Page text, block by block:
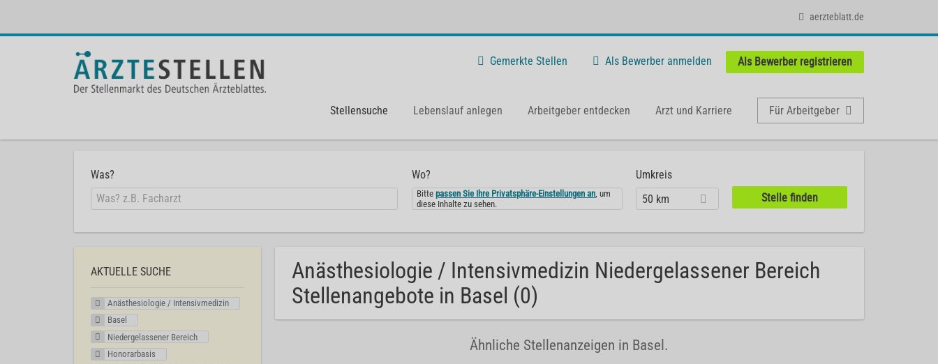
aerzteblatt.de
Gemerkte Stellen Als Bewerber anmelden Als Bewerber registrieren
Stellensuche Lebenslauf anlegen Arbeitgeber entdecken Arzt und Karriere Für Arbeitgeber
Was? Wo?
Bittepassen Sie Ihre Privatsphäre-Einstellungen an, um
diese Inhalte zu sehen.
Umkreis
50 km
Anästhesiologie / Intensivmedizin Niedergelassener Bereich
Stellenangebote in Basel (0)
Ähnliche Stellenanzeigen in Basel.
AKTUELLE SUCHE
Anästhesiologie / Intensivmedizin
Basel
Niedergelassener Bereich
Honorarbasis